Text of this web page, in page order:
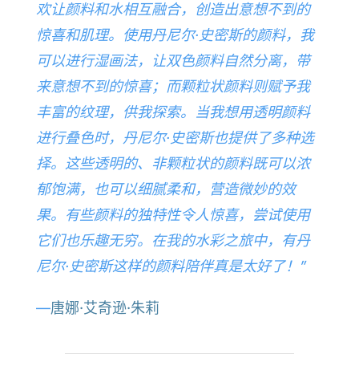
资源
查找零售商
联系我们
订阅
欢让颜料和水相互融合，创造出意想不到的
惊喜和肌理。使用丹尼尔·史密斯的颜料，我
可以进行湿画法，让双色颜料自然分离，带
来意想不到的惊喜；而颗粒状颜料则赋予我
丰富的纹理，供我探索。当我想用透明颜料
进行叠色时，丹尼尔·史密斯也提供了多种选
择。这些透明的、非颗粒状的颜料既可以浓
郁饱满，也可以细腻柔和，营造微妙的效
果。有些颜料的独特性令人惊喜，尝试使用
它们也乐趣无穷。在我的水彩之旅中，有丹
尼尔·史密斯这样的颜料陪伴真是太好了！”
—唐娜·艾奇逊·朱莉